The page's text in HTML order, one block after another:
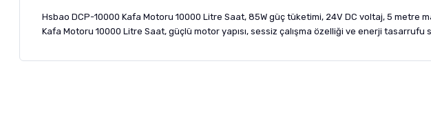
Hsbao DCP-10000 Kafa Motoru 10000 Litre Saat, 85W güç tüketimi, 24V DC voltaj, 5
Kafa Motoru 10000 Litre Saat, güçlü motor yapısı, sessiz çalışma özelliği ve enerji